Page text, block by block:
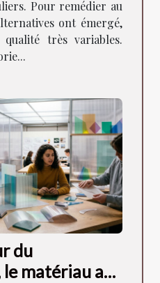
Pour remédier au
ont émergé,
très variables.
du
matériau aux